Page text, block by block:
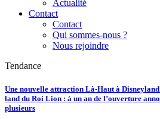
Actualité
Contact
Contact
Qui sommes-nous ?
Nous rejoindre
Tendance
Une nouvelle attraction Là-Haut à
land du Roi Lion : à un an de l’ouverture
plusieurs